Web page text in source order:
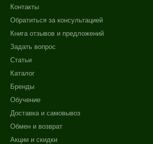
Контакты
Обратиться за консультацией
Книга отзывов и предложений
Задать вопрос
Статьи
Каталог
Бренды
Обучение
Доставка и самовывоз
Обмен и возврат
Акции и скидки